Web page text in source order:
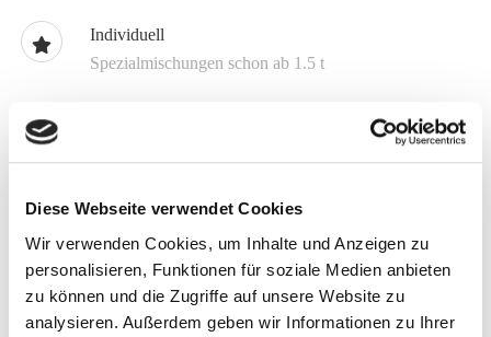
Diese Webseite verwendet Cookies
Wir verwenden Cookies, um Inhalte und Anzeigen zu
personalisieren, Funktionen für soziale Medien anbieten
zu können und die Zugriffe auf unsere Website zu
analysieren. Außerdem geben wir Informationen zu Ihrer
Individuell
Spezialmischungen schon ab 1.5 t
Melden Sie sich jetzt für unseren Newsletter an
Sonderangeboten und zu neuen Produkten
Artikelbeschreibung